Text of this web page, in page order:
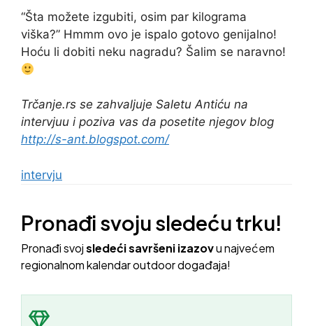
“Šta možete izgubiti, osim par kilograma
viška?” Hmmm ovo je ispalo gotovo genijalno!
Hoću li dobiti neku nagradu? Šalim se naravno!
Trčanje.rs se zahvaljuje Saletu Antiću na
intervjuu i poziva vas da posetite njegov blog
http://s-ant.blogspot.com/
intervju
Pronađi svoju sledeću trku!
Pronađi svojsledeći savršeni izazovu najvećem
regionalnom kalendar outdoor događaja!